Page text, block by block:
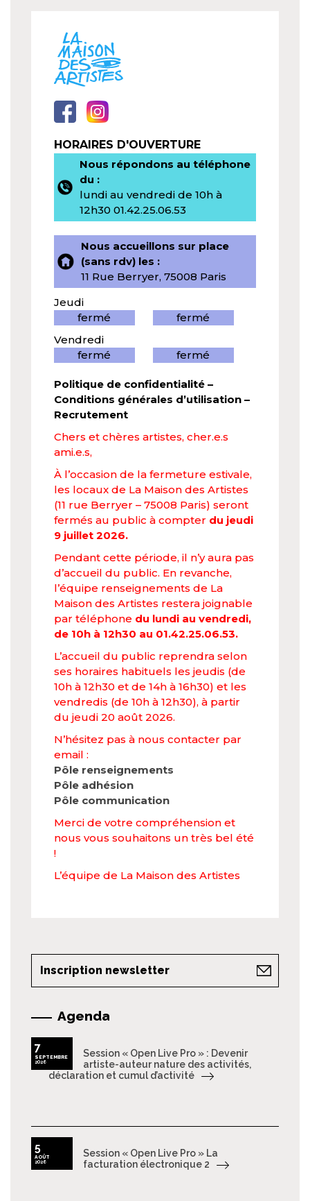
HORAIRES D'OUVERTURE
Nous répondons au téléphone
du :
lundi au vendredi de 10h à
12h30 01.42.25.06.53
Nous accueillons sur place
(sans rdv) les :
11 Rue Berryer, 75008 Paris
Jeudi
fermé
fermé
Vendredi
fermé
fermé
Politique de confidentialité –
Conditions générales d’utilisation –
Recrutement
Chers et chères artistes, cher.e.s
ami.e.s,
À l’occasion de la fermeture estivale,
les locaux de La Maison des Artistes
(11 rue Berryer – 75008 Paris) seront
fermés au public à compter du jeudi
9 juillet 2026.
Pendant cette période, il n’y aura pas
d’accueil du public. En revanche,
l’équipe renseignements de La
Maison des Artistes restera joignable
par téléphone du lundi au vendredi,
de 10h à 12h30 au 01.42.25.06.53.
L’accueil du public reprendra selon
ses horaires habituels les jeudis (de
10h à 12h30 et de 14h à 16h30) et les
vendredis (de 10h à 12h30), à partir
du jeudi 20 août 2026.
N’hésitez pas à nous contacter par
email :
Pôle renseignements
Pôle adhésion
Pôle communication
Merci de votre compréhension et
nous vous souhaitons un très bel été
!
L’équipe de La Maison des Artistes
Inscription newsletter
Agenda
7
SEPTEMBRE
2026
Session « Open Live Pro » : Devenir
artiste-auteur nature des activités,
déclaration et cumul d’activité
5
AOÛT
2026
Session « Open Live Pro » La
facturation électronique 2